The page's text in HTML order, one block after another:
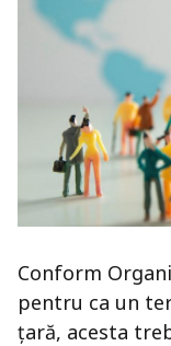
Conform
pentru ca un
țară, acesta